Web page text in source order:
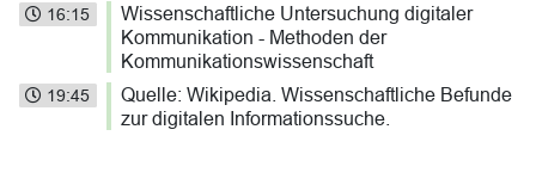
16:15
Wissenschaftliche Untersuchung digitaler
Kommunikation - Methoden der
Kommunikationswissenschaft
19:45
Quelle: Wikipedia. Wissenschaftliche Befunde
zur digitalen Informationssuche.